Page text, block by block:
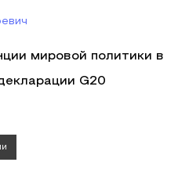
мировой политики в
G20